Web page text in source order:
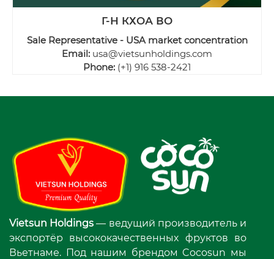
Г-Н КХОА ВО
Sale Representative - USA market concentration
Email: usa@vietsunholdings.com
Phone: (+1) 916 538-2421
Vietsun Holdings — ведущий производитель и
экспортёр высококачественных фруктов во
Вьетнаме. Под нашим брендом Cocosun мы